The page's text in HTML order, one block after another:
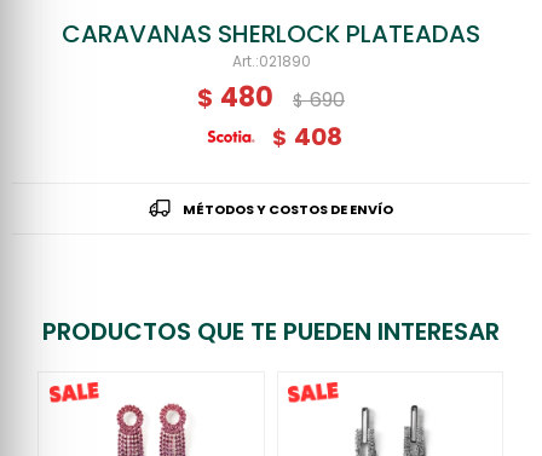
CARAVANAS SHERLOCK PLATEADAS
021890
$ 480 $ 690
$ 408
MÉTODOS Y COSTOS DE ENVÍO
PRODUCTOS QUE TE PUEDEN INTERESAR